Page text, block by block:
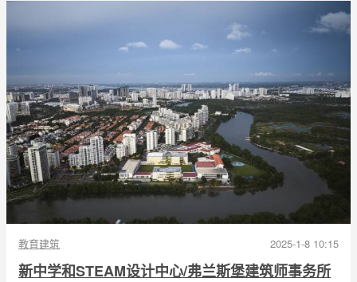
教育建筑 2025-1-8 10:15
新中学和STEAM设计中心/弗兰斯堡建筑师事务所